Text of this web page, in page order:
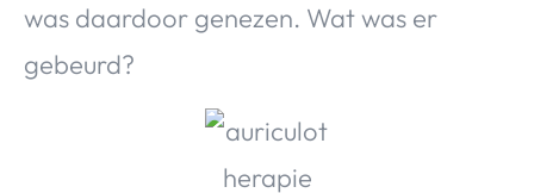
VALERIE'S CHOICE
Food & Drinks
Travel
was daardoor genezen. Wat was er
gebeurd?